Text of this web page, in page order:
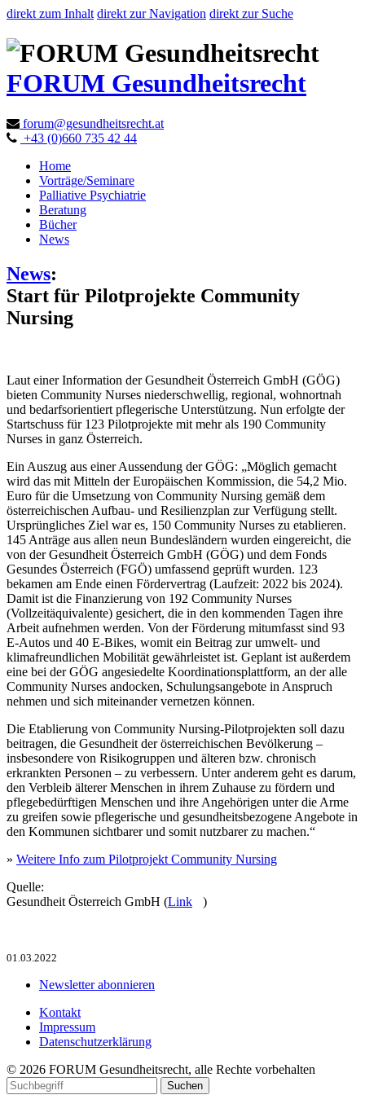
direkt zum Inhalt direkt zur Navigation direkt zur Suche
FORUM Gesundheitsrecht
forum@gesundheitsrecht.at
+43 (0)660 735 42 44
Home
Vorträge/Seminare
Palliative Psychiatrie
Beratung
Bücher
News
News:
Start für Pilotprojekte Community
Nursing
Laut einer Information der Gesundheit Österreich GmbH (GÖG)
bieten Community Nurses niederschwellig, regional, wohnortnah
und bedarfsorientiert pflegerische Unterstützung. Nun erfolgte der
Startschuss für 123 Pilotprojekte mit mehr als 190 Community
Nurses in ganz Österreich.
Ein Auszug aus einer Aussendung der GÖG: „Möglich gemacht
wird das mit Mitteln der Europäischen Kommission, die 54,2 Mio.
Euro für die Umsetzung von Community Nursing gemäß dem
österreichischen Aufbau- und Resilienzplan zur Verfügung stellt.
Ursprüngliches Ziel war es, 150 Community Nurses zu etablieren.
145 Anträge aus allen neun Bundesländern wurden eingereicht, die
von der Gesundheit Österreich GmbH (GÖG) und dem Fonds
Gesundes Österreich (FGÖ) umfassend geprüft wurden. 123
bekamen am Ende einen Fördervertrag (Laufzeit: 2022 bis 2024).
Damit ist die Finanzierung von 192 Community Nurses
(Vollzeitäquivalente) gesichert, die in den kommenden Tagen ihre
Arbeit aufnehmen werden. Von der Förderung mitumfasst sind 93
E-Autos und 40 E-Bikes, womit ein Beitrag zur umwelt- und
klimafreundlichen Mobilität gewährleistet ist. Geplant ist außerdem
eine bei der GÖG angesiedelte Koordinationsplattform, an der alle
Community Nurses andocken, Schulungsangebote in Anspruch
nehmen und sich miteinander vernetzen können.
Die Etablierung von Community Nursing-Pilotprojekten soll dazu
beitragen, die Gesundheit der österreichischen Bevölkerung –
insbesondere von Risikogruppen und älteren bzw. chronisch
erkrankten Personen – zu verbessern. Unter anderem geht es darum,
den Verbleib älterer Menschen in ihrem Zuhause zu fördern und
pflegebedürftigen Menschen und ihre Angehörigen unter die Arme
zu greifen sowie pflegerische und gesundheitsbezogene Angebote in
den Kommunen sichtbarer und somit nutzbarer zu machen.“
» Weitere Info zum Pilotprojekt Community Nursing
Quelle:
Gesundheit Österreich GmbH (Link )
01.03.2022
Newsletter abonnieren
Kontakt
Impressum
Datenschutzerklärung
© 2026 FORUM Gesundheitsrecht, alle Rechte vorbehalten